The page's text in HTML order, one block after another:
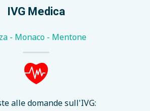
IVG Medica
- Monaco - Mentone
alle domande sull'IVG: